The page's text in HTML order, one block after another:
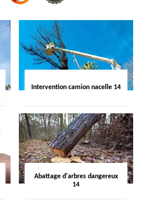
Intervention camion nacelle 14
Abattage d'arbres dangereux
14